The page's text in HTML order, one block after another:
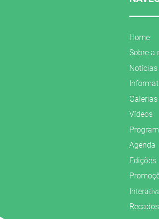
Home
Sobre a
Notícias
Galerias
Vídeos
Agenda
Edições
Recados